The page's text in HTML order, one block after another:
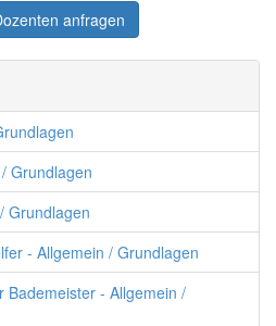
anfragen
Grundlagen
Grundlagen
- Allgemein / Grundlagen
Bademeister - Allgemein /